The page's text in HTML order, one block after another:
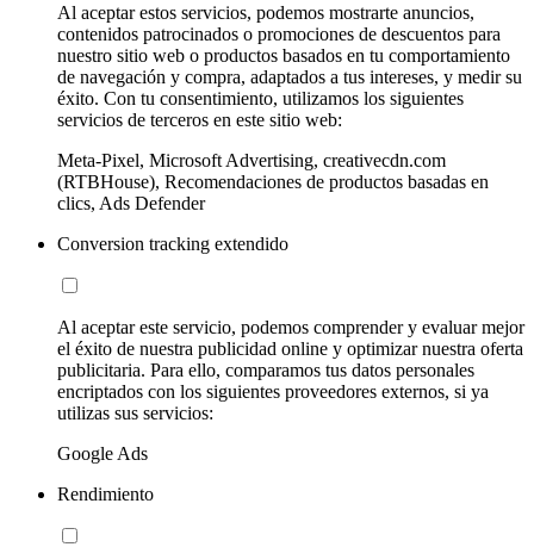
Al aceptar estos servicios, podemos mostrarte anuncios,
contenidos patrocinados o promociones de descuentos para
nuestro sitio web o productos basados en tu comportamiento
de navegación y compra, adaptados a tus intereses, y medir su
éxito. Con tu consentimiento, utilizamos los siguientes
servicios de terceros en este sitio web:
Meta-Pixel, Microsoft Advertising, creativecdn.com
(RTBHouse), Recomendaciones de productos basadas en
clics, Ads Defender
Conversion tracking extendido
Al aceptar este servicio, podemos comprender y evaluar mejor
el éxito de nuestra publicidad online y optimizar nuestra oferta
publicitaria. Para ello, comparamos tus datos personales
encriptados con los siguientes proveedores externos, si ya
utilizas sus servicios:
Google Ads
Rendimiento